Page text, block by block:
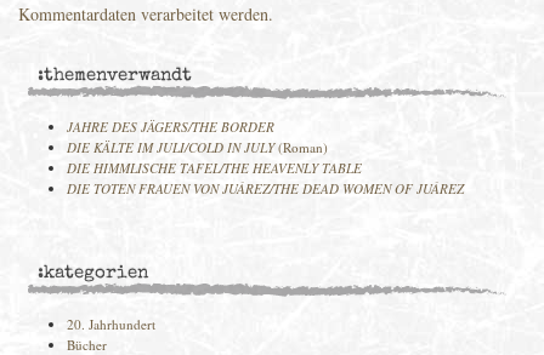
Kommentardaten verarbeitet werden.
:themenverwandt
JAHRE DES JÄGERS/THE BORDER
DIE KÄLTE IM JULI/COLD IN JULY(Roman)
DIE HIMMLISCHE TAFEL/THE HEAVENLY TABLE
DIE TOTEN FRAUEN VON JUÁREZ/THE DEAD WOMEN OF JUÁREZ
:kategorien
20. Jahrhundert
Bücher